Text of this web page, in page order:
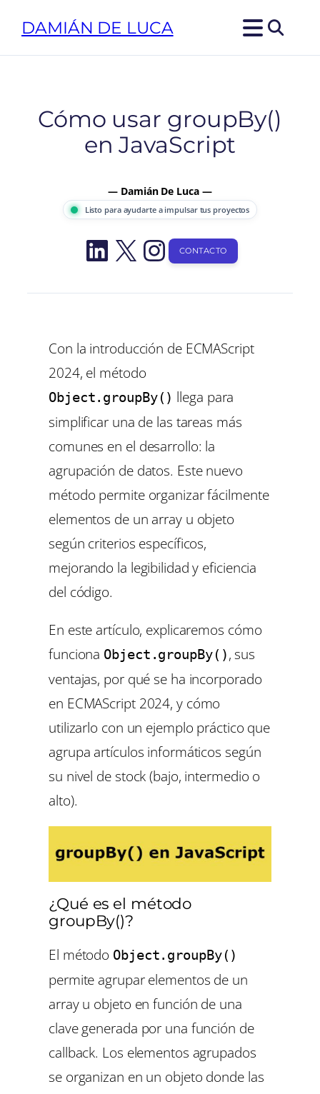
DAMIÁN DE LUCA
Cómo usar groupBy()
en JavaScript
— Damián De Luca —
Listo para ayudarte a impulsar tus proyectos
LinkedIn
X Instagram
CONTACTO
Con la introducción de ECMAScript
2024, el método
Object.groupBy() llega para
simplificar una de las tareas más
comunes en el desarrollo: la
agrupación de datos. Este nuevo
método permite organizar fácilmente
elementos de un array u objeto
según criterios específicos,
mejorando la legibilidad y eficiencia
del código.
En este artículo, explicaremos cómo
funciona Object.groupBy(), sus
ventajas, por qué se ha incorporado
en ECMAScript 2024, y cómo
utilizarlo con un ejemplo práctico que
agrupa artículos informáticos según
su nivel de stock (bajo, intermedio o
alto).
¿Qué es el método
groupBy()?
El método Object.groupBy()
permite agrupar elementos de un
array u objeto en función de una
clave generada por una función de
callback. Los elementos agrupados
se organizan en un objeto donde las